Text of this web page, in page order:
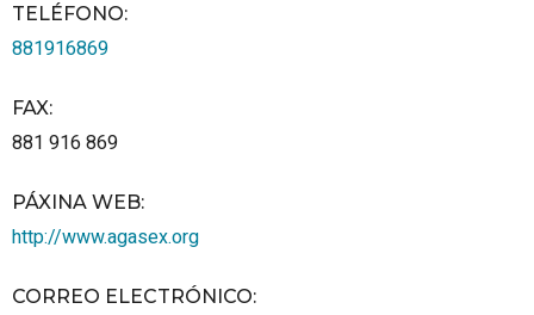
TELÉFONO:
881916869
FAX:
881 916 869
PÁXINA WEB:
http://www.agasex.org
CORREO ELECTRÓNICO: